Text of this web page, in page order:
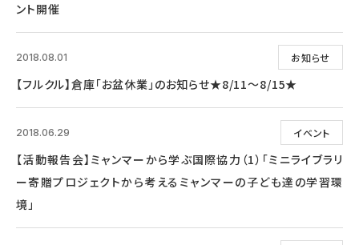
ント開催
お知らせ
2018.08.01
【フルクル】倉庫「お盆休業」のお知らせ★8/11～8/15★
イベント
2018.06.29
【活動報告会】ミャンマーから学ぶ国際協力（1）「ミニライブラリ
ー寄贈プロジェクトから考えるミャンマーの子ども達の学習環
境」